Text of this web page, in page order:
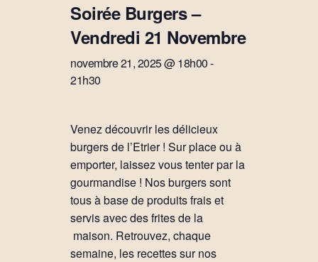
Soirée Burgers –
Vendredi 21 Novembre
novembre 21, 2025 @ 18h00-
21h30
Venez découvrir les délicieux
burgers de l’Etrier ! Sur place ou à
emporter, laissez vous tenter par la
gourmandise ! Nos burgers sont
tous à base de produits frais et
servis avec des frites de la
maison. Retrouvez, chaque
semaine, les recettes sur nos